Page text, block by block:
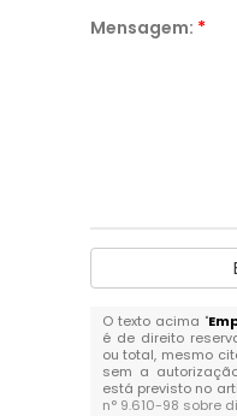
Mensagem: *
O texto acima "
é de direito
ou total, mesmo
sem a
está previsto no
n° 9.610-98 sobre